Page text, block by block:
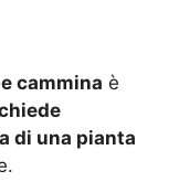
cammina è
di una pianta